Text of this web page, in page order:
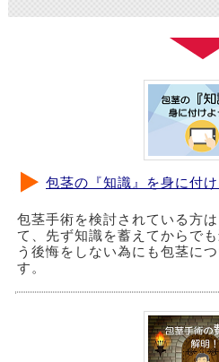
包茎の『知識』を身に付け
包茎手術を検討されている方
て、先ず知識を蓄えてからで
う後悔をしない為にも包茎に
す。